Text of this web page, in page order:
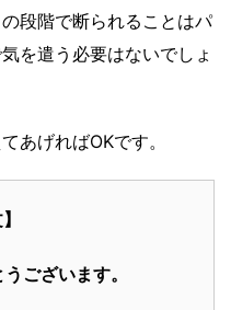
段階で断られることはパ
を遣う必要はないでしょ
あげればOKです。
ございます。